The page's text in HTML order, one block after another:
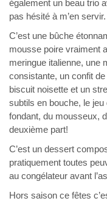
également un beau trio
pas hésité à m’en servir.
C’est une bûche
mousse poire vraiment
meringue italienne, une
consistante, un confit
biscuit noisette et un
subtils en bouche, le
fondant, du mousseux,
deuxième part!
C’est un dessert
pratiquement toutes
au congélateur avant
Hors saison ce fêtes